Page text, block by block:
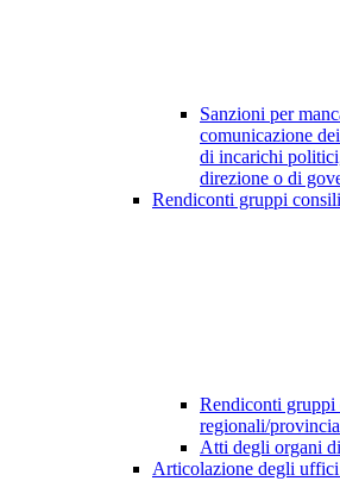
Sanzioni per
comunicazione
di incarichi
direzione o di
Rendiconti gruppi
Rendiconti gruppi
regionali/
Atti degli organi
Articolazione degli uffici